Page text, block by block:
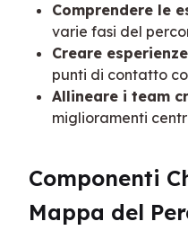
Comprendere le
varie fasi del
Creare
punti di contatto
Allineare i team
miglioramenti
Componenti
Mappa del